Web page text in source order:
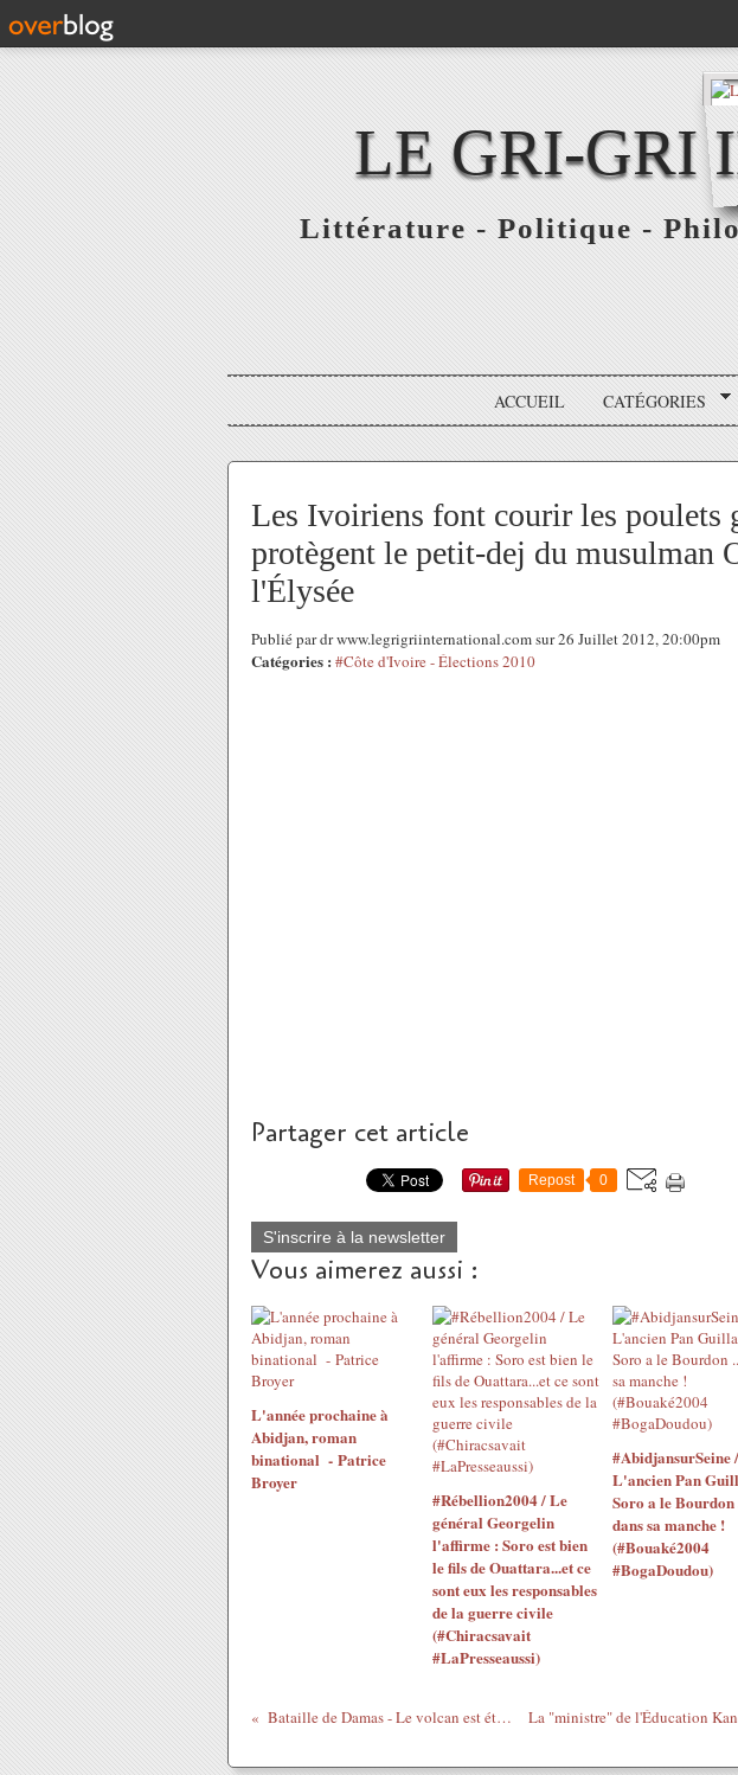
LE GRI-GRI
Littérature - Politique -
ACCUEIL CATÉGORIES
Les Ivoiriens font courir les poulets
protègent le petit-dej du musulman
l'Élysée
Publié par dr www.legrigriinternational.com sur 26 Juillet 2012, 20:00pm
Catégories : #Côte d'Ivoire - Élections 2010
Partager cet article
Repost 0
S'inscrire à la newsletter
Vous aimerez aussi :
L'année prochaine à
Abidjan, roman
binational - Patrice
Broyer
#Rébellion2004 / Le
général Georgelin
l'affirme : Soro est bien
le fils de Ouattara...et ce
sont eux les responsables
de la guerre civile
(#Chiracsavait
#LaPresseaussi)
#AbidjansurSeine /
L'ancien Pan
Soro a le Bourdon
dans sa manche !
(#Bouaké2004
#BogaDoudou)
Bataille de Damas - Le volcan est éteint - T.Meyssan 23/07/2012